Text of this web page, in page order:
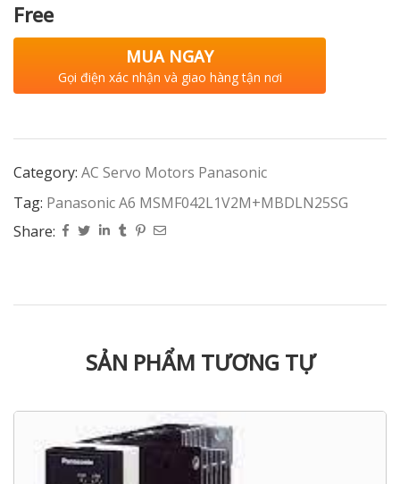
Free
MUA NGAY
Gọi điện xác nhận và giao hàng tận nơi
Category: AC Servo Motors Panasonic
Tag: Panasonic A6 MSMF042L1V2M+MBDLN25SG
Share:
SẢN PHẨM TƯƠNG TỰ